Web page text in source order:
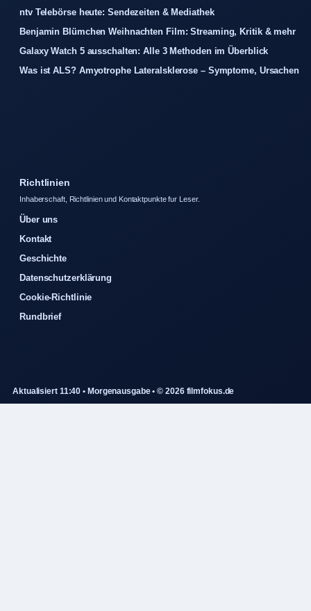
ntv Telebörse heute: Sendezeiten & Mediathek
Benjamin Blümchen Weihnachten Film: Streaming, Kritik & mehr
Galaxy Watch 5 ausschalten: Alle 3 Methoden im Überblick
Was ist ALS? Amyotrophe Lateralsklerose – Symptome, Ursachen
Richtlinien
Inhaberschaft, Richtlinien und Kontaktpunkte fur Leser.
Über uns
Kontakt
Geschichte
Datenschutzerklärung
Cookie-Richtlinie
Rundbrief
Aktualisiert 11:40 • Morgenausgabe • © 2026 filmfokus.de